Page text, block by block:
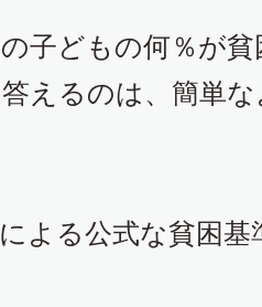
子どもの何％が
えるのは、簡単
よる公式な貧困